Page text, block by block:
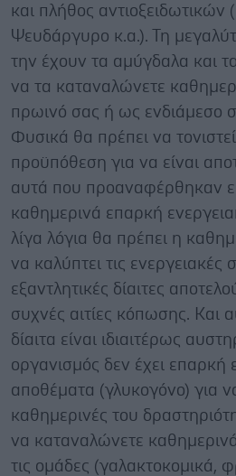
και πλήθος αντιοξειδωτικών
Ψευδάργυρο κ.α.). Τη
την έχουν τα αμύγδαλα και
να τα καταναλώνετε
πρωινό σας ή ως ενδιάμεσο
Φυσικά θα πρέπει να
προϋπόθεση για να είναι
αυτά που προαναφέρθηκαν
καθημερινά επαρκή
λίγα λόγια θα πρέπει η
να καλύπτει τις ενεργειακές
εξαντλητικές δίαιτες
συχνές αιτίες κόπωσης. Και
δίαιτα είναι ιδιαιτέρως
οργανισμός δεν έχει επαρκή
αποθέματα (γλυκογόνο) για
καθημερινές του
να καταναλώνετε
τις ομάδες (γαλακτοκομικά,